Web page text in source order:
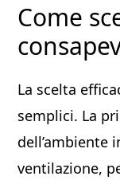
Come
La scelta
semplici. La
dell’ambiente
ventilazione,